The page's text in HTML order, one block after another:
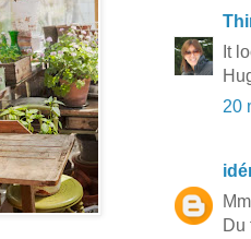
It
20
Du